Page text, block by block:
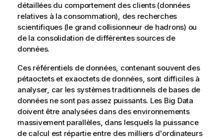
détaillées du comportement des clients (données
relatives à la consommation), des recherches
scientifiques (le grand collisionneur de hadrons) ou
de la consolidation de différentes sources de
données.
Ces référentiels de données, contenant souvent des
pétaoctets et exaoctets de données, sont difficiles à
analyser, car les systèmes traditionnels de bases de
données ne sont pas assez puissants. Les Big Data
doivent être analysées dans des environnements
massivement parallèles, dans lesquels la puissance
de calcul est répartie entre des milliers d'ordinateurs